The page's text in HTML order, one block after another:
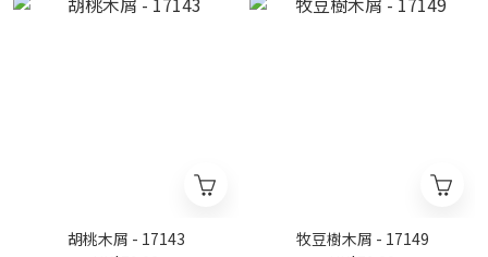
胡桃木屑 - 17143
牧豆樹木屑 - 17149